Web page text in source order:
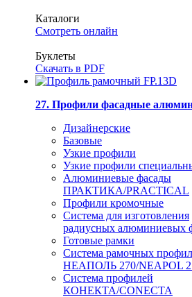
Каталоги
Смотреть онлайн
Буклеты
Скачать в PDF
27. Профили фасадные
Дизайнерские
Базовые
Узкие профили
Узкие профили
Алюминиевые фасады
ПРАКТИКА/PRACTICAL
Профили кромочные
Система для изготовления
радиусных алюминиевых
Готовые рамки
Система рамочных
НЕАПОЛЬ 270/NEAPOL
Система профилей
КОНЕКТА/CONECTA